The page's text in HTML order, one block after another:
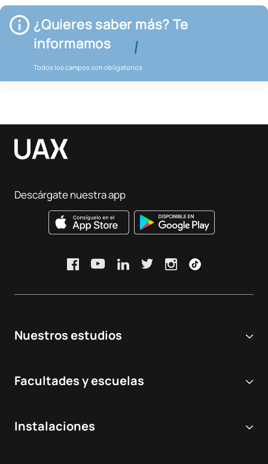
¿Quieres saber más? Te
informamos
Todos los campos son obligatorios
Nuestros estudios
Grados Universitarios
Facultades y escuelas
Instalaciones
Descárgate nuestra app